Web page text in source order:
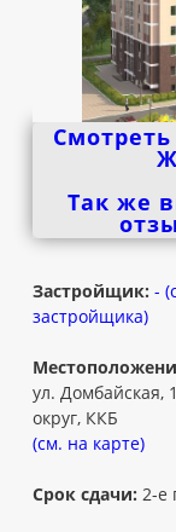
Так же
Застройщик: -
застройщика)
ул. Домбайская,
округ, ККБ
(см. на карте)
Срок сдачи: 2-е